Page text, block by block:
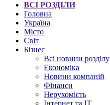
ВСІ РОЗДІЛИ
Головна
Україна
Місто
Світ
Бізнес
Всі новини розділу
Економіка
Новини компаній
Фінанси
Нерухомість
Інтернет та IT